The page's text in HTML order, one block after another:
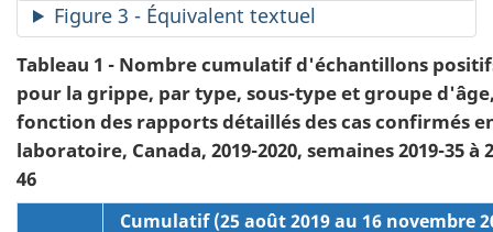
Figure 3 - Équivalent textuel
Tableau 1 - Nombre cumulatif d'échantillons
pour la grippe, par type, sous-type et groupe
fonction des rapports détaillés des cas confirmés
laboratoire, Canada, 2019-2020, semaines 2019-35 à
46
Cumulatif (25 août 2019 au 16 novembre